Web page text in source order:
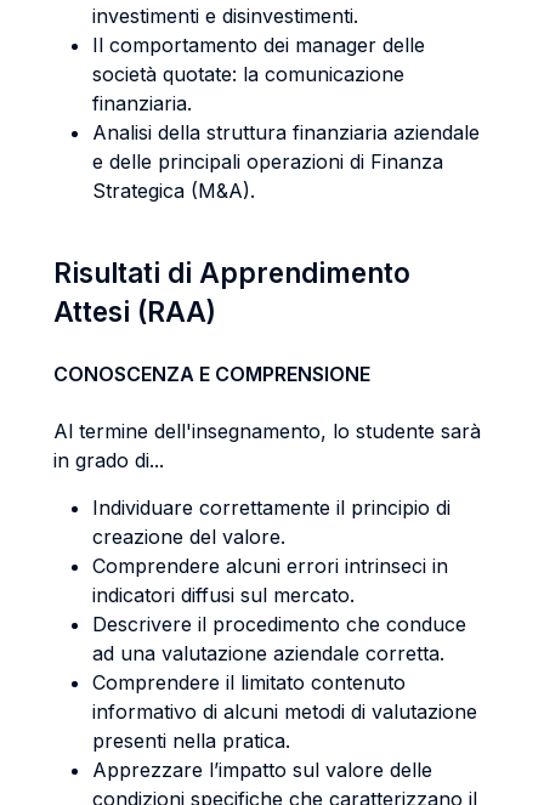
investimenti e disinvestimenti.
Il comportamento dei manager delle
società quotate: la comunicazione
finanziaria.
Analisi della struttura finanziaria aziendale
e delle principali operazioni di Finanza
Strategica (M&A).
Risultati di Apprendimento
Attesi (RAA)
CONOSCENZA E COMPRENSIONE
Al termine dell'insegnamento, lo studente sarà
in grado di...
Individuare correttamente il principio di
creazione del valore.
Comprendere alcuni errori intrinseci in
indicatori diffusi sul mercato.
Descrivere il procedimento che conduce
ad una valutazione aziendale corretta.
Comprendere il limitato contenuto
informativo di alcuni metodi di valutazione
presenti nella pratica.
Apprezzare l’impatto sul valore delle
condizioni specifiche che caratterizzano il